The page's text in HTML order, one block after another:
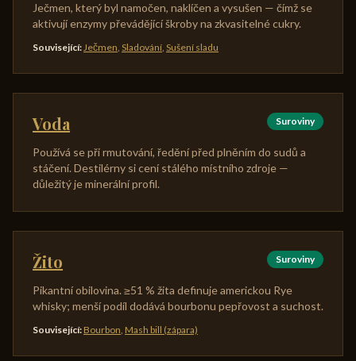
Ječmen, který byl namočen, naklíčen a vysušen — čímž se
aktivují enzymy převádějící škroby na zkvasitelné cukry.
Související:Ječmen, Sladování, Sušení sladu
Voda Suroviny
Používá se při rmutování, ředění před plněním do sudů a
stáčení. Destilérny si cení stálého místního zdroje —
důležitý je minerální profil.
Žito Suroviny
Pikantní obilovina. ≥51 % žita definuje americkou Rye
whisky; menší podíl dodává bourbonu pepřovost a suchost.
Související: Bourbon, Mash bill (zápara)